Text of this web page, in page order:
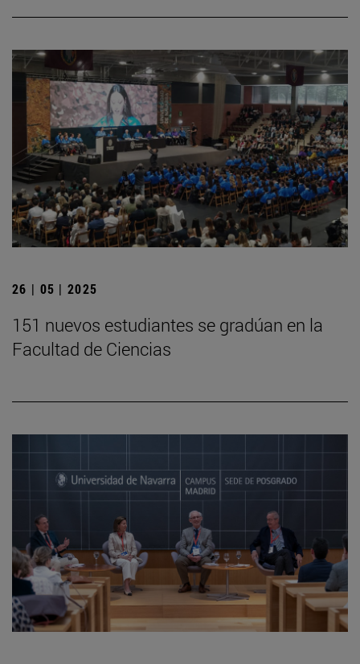
26 | 05 | 2025
151 nuevos estudiantes se gradúan en la
Facultad de Ciencias